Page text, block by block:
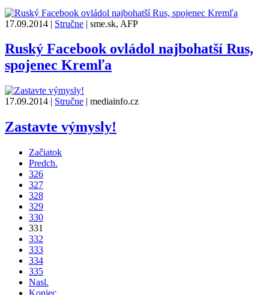
17.09.2014 | Stručne | sme.sk, AFP
Ruský Facebook ovládol najbohatší Rus,
spojenec Kremľa
17.09.2014 | Stručne | mediainfo.cz
Zastavte výmysly!
Začiatok
Predch.
326
327
328
329
330
331
332
333
334
335
Nasl.